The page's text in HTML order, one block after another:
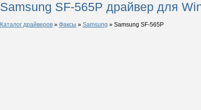
Samsung SF-565P драйвер для
Каталог драйверов » Факсы » Samsung » Samsung SF-565P